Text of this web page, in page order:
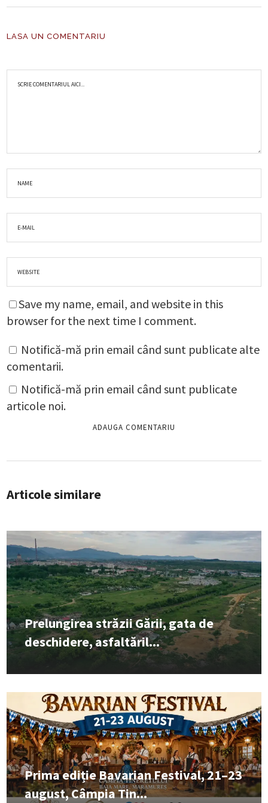
LASA UN COMENTARIU
Save my name, email, and website in this
browser for the next time I comment.
Notifică-mă prin email când sunt publicate alte
comentarii.
Notifică-mă prin email când sunt publicate
articole noi.
Articole similare
Prelungirea străzii Gării, gata de
deschidere, asfaltăril...
Prima ediție Bavarian Festival, 21–23
august, Câmpia Tin...